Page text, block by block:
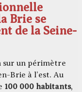
Brie se
de la Seine-
sur un périmètre
Brie à l’est. Au
100 000 habitants,